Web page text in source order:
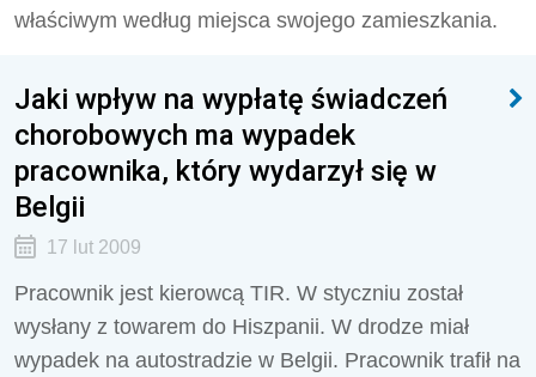
właściwym według miejsca swojego zamieszkania.
Jaki wpływ na wypłatę świadczeń
chorobowych ma wypadek
pracownika, który wydarzył się w
Belgii
17 lut 2009
Pracownik jest kierowcą TIR. W styczniu został
wysłany z towarem do Hiszpanii. W drodze miał
wypadek na autostradzie w Belgii. Pracownik trafił na